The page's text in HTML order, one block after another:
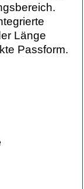
Länge
Passform.